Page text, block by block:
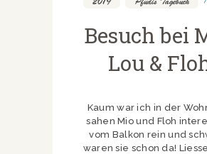
Besuch bei
Lou &
Kaum war ich in der
sahen Mio und Floh
vom Balkon rein und
waren sie schon da!